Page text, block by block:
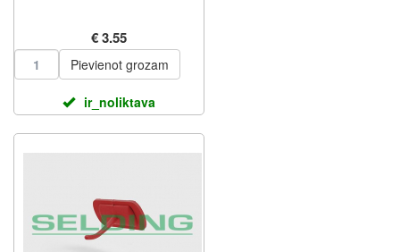
€ 3.55
Pievienot grozam
ir_noliktava